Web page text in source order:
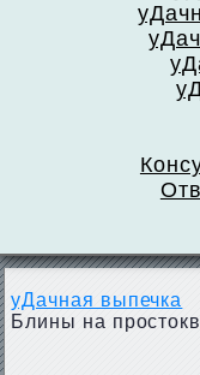
уДачная выпечка
Блины на